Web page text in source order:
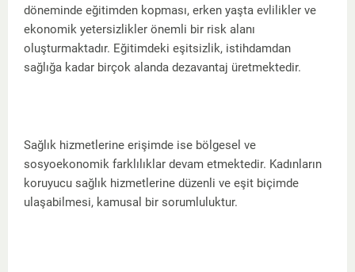
döneminde eğitimden kopması, erken yaşta evlilikler ve
ekonomik yetersizlikler önemli bir risk alanı
oluşturmaktadır. Eğitimdeki eşitsizlik, istihdamdan
sağlığa kadar birçok alanda dezavantaj üretmektedir.
Sağlık hizmetlerine erişimde ise bölgesel ve
sosyoekonomik farklılıklar devam etmektedir. Kadınların
koruyucu sağlık hizmetlerine düzenli ve eşit biçimde
ulaşabilmesi, kamusal bir sorumluluktur.